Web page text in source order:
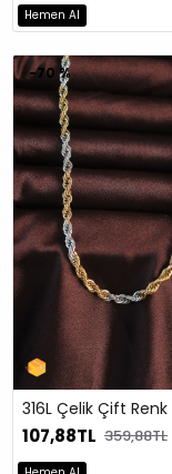
Hemen Al
-70 %
107,88TL 359,88TL